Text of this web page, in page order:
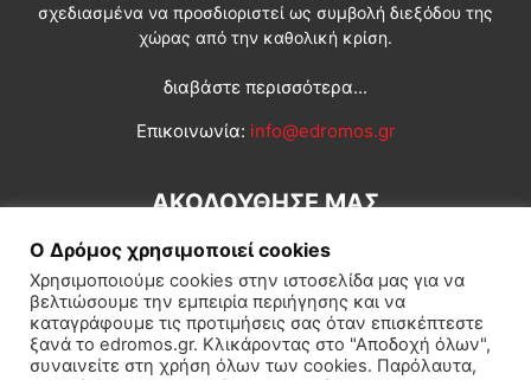
σχεδιασμένα να προσδιοριστεί ως συμβολή διεξόδου της
χώρας από την καθολική κρίση.
διαβάστε περισσότερα...
Επικοινωνία: info@edromos.gr
ΑΚΟΛΟΥΘΗΣΕ ΜΑΣ
Εγγραφή συνδρομητή Πολιτική Διεθνή Κοινωνία
Ο Δρόμος χρησιμοποιεί cookies
Χρησιμοποιούμε cookies στην ιστοσελίδα μας για να
βελτιώσουμε την εμπειρία περιήγησης και να
καταγράφουμε τις προτιμήσεις σας όταν επισκέπτεστε
ξανά το edromos.gr. Κλικάροντας στο "Αποδοχή όλων",
συναινείτε στη χρήση όλων των cookies. Παρόλαυτα,